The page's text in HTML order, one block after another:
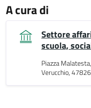
A cura di
Settore
scuola,
Piazza
Verucchio, 47826